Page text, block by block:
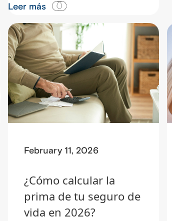
Leer más
February 11, 2026
¿Cómo calcular la
prima de tu seguro de
vida en 2026?